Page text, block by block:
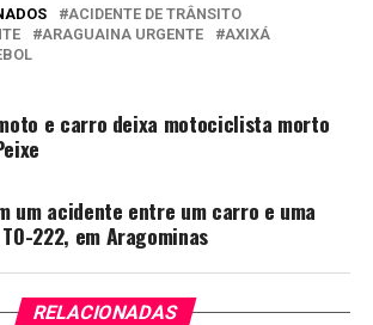
ACIDENTE DE TRÂNSITO
ARAGUAINA URGENTE
AXIXÁ
e carro deixa motociclista morto
um acidente entre um carro e uma
222, em Aragominas
RELACIONADAS